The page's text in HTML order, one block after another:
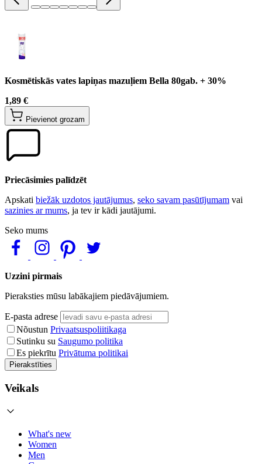
Kosmētiskās vates lapiņas mazuļiem Bella 80gab. + 30%
1,89 €
Pievienot grozam
Priecāsimies palīdzēt
Apskati biežāk uzdotos jautājumus, seko savam pasūtījumam vai
sazinies ar mums, ja tev ir kādi jautājumi.
Seko mums
Uzzini pirmais
Pieraksties mūsu labākajiem piedāvājumiem.
E-pasta adrese
Nõustun Privaatsuspoliitikaga
Sutinku su Saugumo politika
Es piekrītu Privātuma politikai
Pierakstīties
Veikals
What's new
Women
Men